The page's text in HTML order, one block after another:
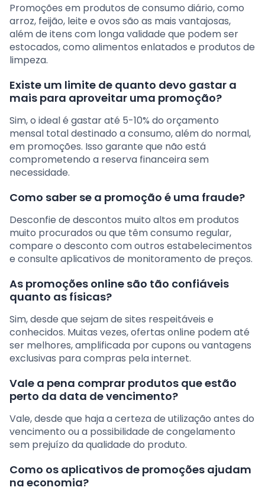
Promoções em produtos de consumo diário, como
arroz, feijão, leite e ovos são as mais vantajosas,
além de itens com longa validade que podem ser
estocados, como alimentos enlatados e produtos de
limpeza.
Existe um limite de quanto devo gastar a
mais para aproveitar uma promoção?
Sim, o ideal é gastar até 5-10% do orçamento
mensal total destinado a consumo, além do normal,
em promoções. Isso garante que não está
comprometendo a reserva financeira sem
necessidade.
Como saber se a promoção é uma fraude?
Desconfie de descontos muito altos em produtos
muito procurados ou que têm consumo regular,
compare o desconto com outros estabelecimentos
e consulte aplicativos de monitoramento de preços.
As promoções online são tão confiáveis
quanto as físicas?
Sim, desde que sejam de sites respeitáveis e
conhecidos. Muitas vezes, ofertas online podem até
ser melhores, amplificada por cupons ou vantagens
exclusivas para compras pela internet.
Vale a pena comprar produtos que estão
perto da data de vencimento?
Vale, desde que haja a certeza de utilização antes do
vencimento ou a possibilidade de congelamento
sem prejuízo da qualidade do produto.
Como os aplicativos de promoções ajudam
na economia?